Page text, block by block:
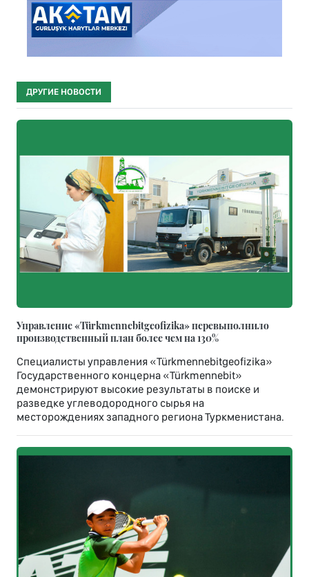
ДРУГИЕ НОВОСТИ
Управление «Türkmennebitgeofizika» перевыполнило
производственный план более чем на 130%
Специалисты управления «Türkmennebitgeofizika»
Государственного концерна «Türkmennebit»
демонстрируют высокие результаты в поиске и
разведке углеводородного сырья на
месторождениях западного региона Туркменистана.